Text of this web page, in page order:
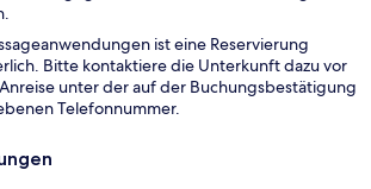
ist eine Reservierung
Bitte kontaktiere die Unterkunft dazu vor
unter der auf der Buchungsbestätigung
Telefonnummer.